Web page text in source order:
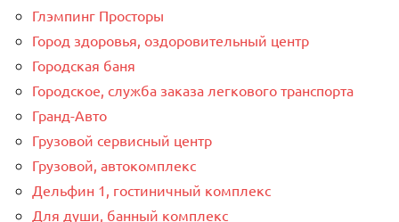
Глэмпинг Просторы
Город здоровья, оздоровительный центр
Городская баня
Городское, служба заказа легкового транспорта
Гранд-Авто
Грузовой сервисный центр
Грузовой, автокомплекс
Дельфин 1, гостиничный комплекс
Для души, банный комплекс